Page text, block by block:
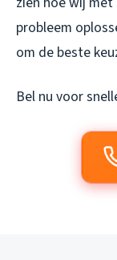
probleem
om de beste
Bel nu voor